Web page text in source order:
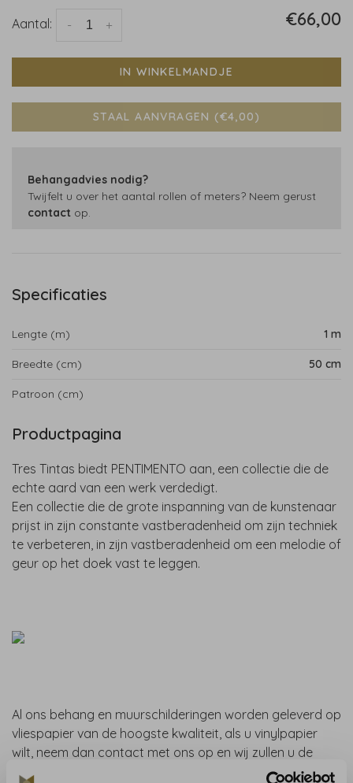
Aantal: +
- €66,00
IN WINKELMANDJE
STAAL AANVRAGEN (€4,00)
Behangadvies nodig?
Twijfelt u over het aantal rollen of meters? Neem gerust
contact op.
Specificaties
Lengte (m) 1 m
Breedte (cm) 50 cm
Patroon (cm)
Productpagina
Tres Tintas biedt PENTIMENTO aan, een collectie die de
echte aard van een werk verdedigt.
Een collectie die de grote inspanning van de kunstenaar
prijst in zijn constante vastberadenheid om zijn techniek
te verbeteren, in zijn vastberadenheid om een melodie of
geur op het doek vast te leggen.
Al ons behang en muurschilderingen worden geleverd op
vliespapier van de hoogste kwaliteit, als u vinylpapier
wilt, neem dan contact met ons op en wij zullen u de
offerte voor de vynil- of contractondergronden